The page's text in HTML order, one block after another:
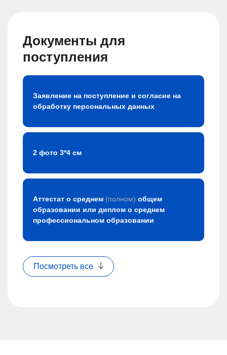
Документы для
поступления
Заявление на поступление и согласие на
обработку персональных данных
2 фото 3*4 см
Аттестат о среднем (полном) общем
образовании или диплом о среднем
профессиональном образовании
Посмотреть все